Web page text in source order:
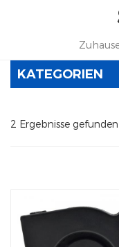
KATEGORIEN
2 Ergebnisse